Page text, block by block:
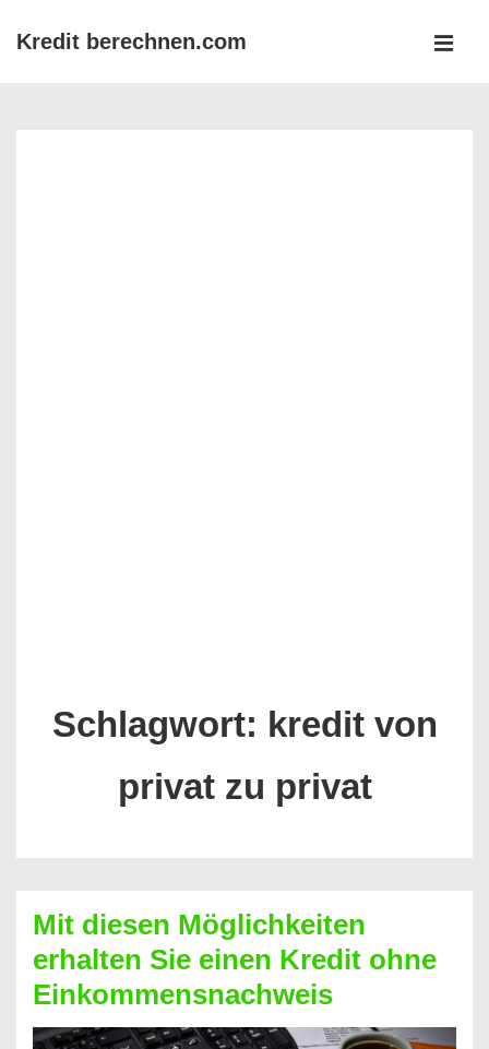
ZumKredit berechnen.com
Schlagwort: kredit von
privat zu privat
Mit diesen Möglichkeiten
erhalten Sie einen Kredit ohne
Einkommensnachweis